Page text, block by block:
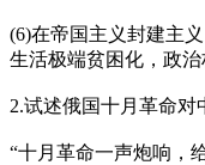
(6)在帝国主义封建主
生活极端贫困化，政治
2.试述俄国十月革命对
“十月革命一声炮响，